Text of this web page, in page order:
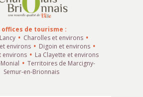
offices de tourisme :
Charolles et environs
environs
Digoin et environs
environs
La Clayette et environs
Territoires de Marcigny-
Semur-en-Brionnais